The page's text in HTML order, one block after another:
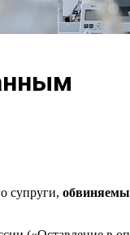
супруги,